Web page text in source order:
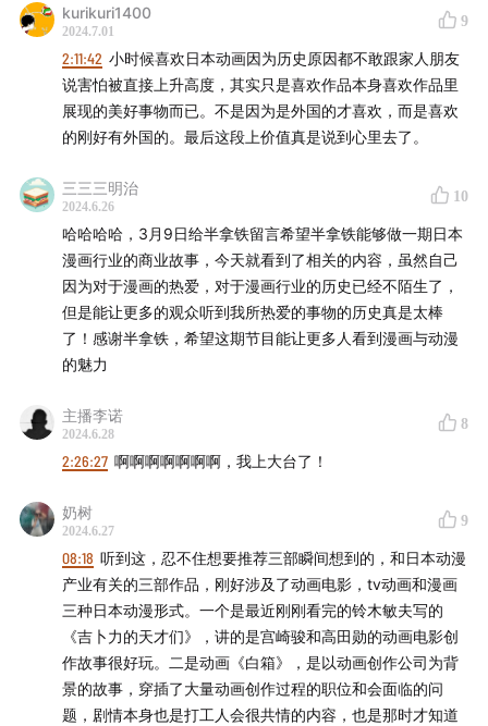
梵高：
kurikuri1400
2024.7.01
9
2:11:42 小时候喜欢日本动画因为历史原因都不敢跟家人朋友
说害怕被直接上升高度，其实只是喜欢作品本身喜欢作品里
展现的美好事物而已。不是因为是外国的才喜欢，而是喜欢
的刚好有外国的。最后这段上价值真是说到心里去了。
三三三明治
2024.6.26
10
哈哈哈哈，3月9日给半拿铁留言希望半拿铁能够做一期日本
漫画行业的商业故事，今天就看到了相关的内容，虽然自己
因为对于漫画的热爱，对于漫画行业的历史已经不陌生了，
但是能让更多的观众听到我所热爱的事物的历史真是太棒
了！感谢半拿铁，希望这期节目能让更多人看到漫画与动漫
的魅力
主播李诺
2024.6.28
8
2:26:27 啊啊啊啊啊啊啊，我上大台了！
奶树
2024.6.27
9
08:18 听到这，忍不住想要推荐三部瞬间想到的，和日本动漫
产业有关的三部作品，刚好涉及了动画电影，tv动画和漫画
三种日本动漫形式。一个是最近刚刚看完的铃木敏夫写的
《吉卜力的天才们》，讲的是宫崎骏和高田勋的动画电影创
作故事很好玩。二是动画《白箱》，是以动画创作公司为背
景的故事，穿插了大量动画创作过程的职位和会面临的问
题，剧情本身也是打工人会很共情的内容，也是那时才知道